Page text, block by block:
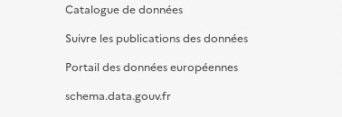
Catalogue de données
Suivre les publications des données
Portail des données européennes
schema.data.gouv.fr